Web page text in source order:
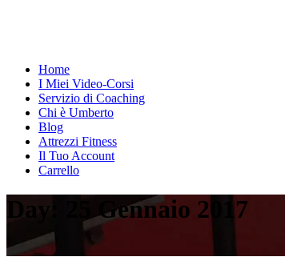
Home
I Miei Video-Corsi
Servizio di Coaching
Chi è Umberto
Blog
Attrezzi Fitness
Il Tuo Account
Carrello
Day: 25 Gennaio 2017